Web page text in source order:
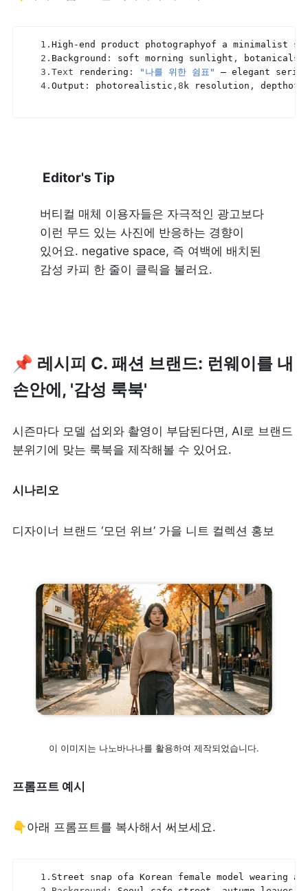
1. High -end product photographyof a minimalist
2. Background : soft morning sunlight ,
3. Text rendering : "나를 위한 쉼표" — elegant serif
4. Output : photorealistic , 8 k resolution , depthof
Editor's Tip
버티컬 매체 이용자들은 자극적인 광고보다
이런 무드 있는 사진에 반응하는 경향이
있어요. negative space, 즉 여백에 배치된
감성 카피 한 줄이 클릭을 불러요.
📌 레시피 C. 패션 브랜드: 런웨이를 내
손안에, '감성 룩북'
시즌마다 모델 섭외와 촬영이 부담된다면, AI로 브랜드
분위기에 맞는 룩북을 제작해볼 수 있어요.
시나리오
디자이너 브랜드 ‘모던 위브’ 가을 니트 컬렉션 홍보
이 이미지는 나노바나나를 활용하여 제작되었습니다.
프롬프트 예시
👇아래 프롬프트를 복사해서 써보세요.
1. Street snap ofa Korean female model wearing